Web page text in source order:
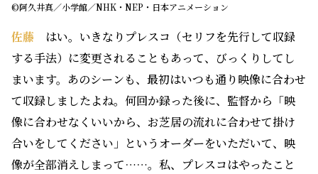
©阿久井真／小学館／NHK・NEP・日本アニメーション
佐藤 はい。いきなりプレスコ（セリフを先行して収録
する手法）に変更されることもあって、びっくりしてし
まいます。あのシーンも、最初はいつも通り映像に合わせ
て収録しましたよね。何回か録った後に、監督から「映
像に合わせなくいいから、お芝居の流れに合わせて掛け
合いをしてください」というオーダーをいただいて、映
像が全部消えしまって……。私、プレスコはやったこと